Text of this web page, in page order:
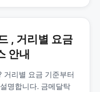
, 거리별 요금
안내
거리별 요금 기준부터
명합니다. 금메달탁